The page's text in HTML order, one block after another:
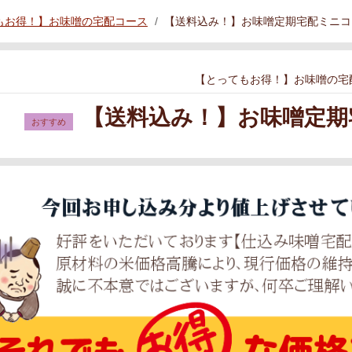
お得！】お味噌の宅配コース 【送料込み！】お味噌定期宅配ミニ
【とってもお得！】お味噌の
【送料込み！】お味噌定